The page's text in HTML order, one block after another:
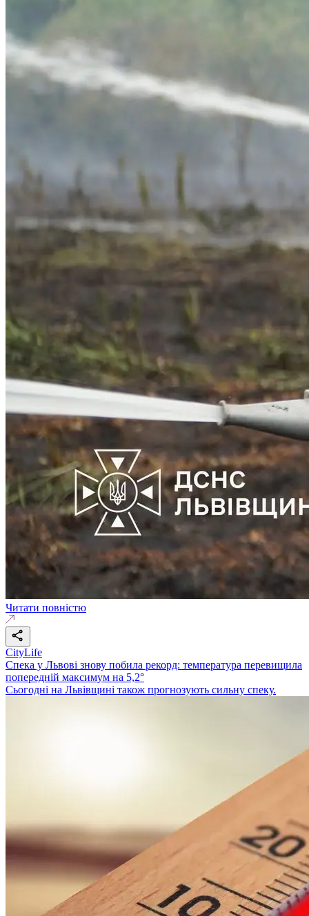
Читати повністю
CityLife
Спека у Львові знову побила рекорд: температура перевищила
попередній максимум на 5,2°
Сьогодні на Львівщині також прогнозують сильну спеку.